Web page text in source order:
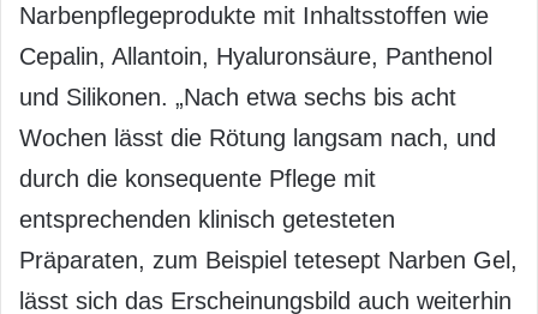
Narbenpflegeprodukte mit Inhaltsstoffen wie
Cepalin, Allantoin, Hyaluronsäure, Panthenol
und Silikonen. „Nach etwa sechs bis acht
Wochen lässt die Rötung langsam nach, und
durch die konsequente Pflege mit
entsprechenden klinisch getesteten
Präparaten, zum Beispiel tetesept Narben Gel,
lässt sich das Erscheinungsbild auch weiterhin